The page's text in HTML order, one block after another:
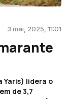
3 mai, 2025, 11:01
Yaris) lidera o
de 3,7